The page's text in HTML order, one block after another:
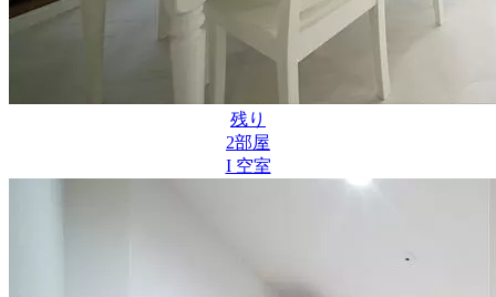
残り
2部屋
I 空室